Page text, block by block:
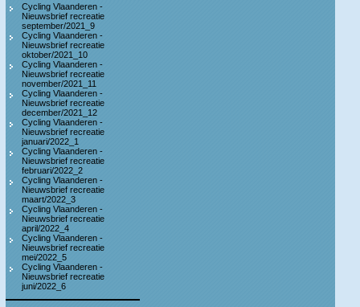
Cycling Vlaanderen -
Nieuwsbrief recreatie
september/2021_9
Cycling Vlaanderen -
Nieuwsbrief recreatie
oktober/2021_10
Cycling Vlaanderen -
Nieuwsbrief recreatie
november/2021_11
Cycling Vlaanderen -
Nieuwsbrief recreatie
december/2021_12
Cycling Vlaanderen -
Nieuwsbrief recreatie
januari/2022_1
Cycling Vlaanderen -
Nieuwsbrief recreatie
februari/2022_2
Cycling Vlaanderen -
Nieuwsbrief recreatie
maart/2022_3
Cycling Vlaanderen -
Nieuwsbrief recreatie
april/2022_4
Cycling Vlaanderen -
Nieuwsbrief recreatie
mei/2022_5
Cycling Vlaanderen -
Nieuwsbrief recreatie
juni/2022_6